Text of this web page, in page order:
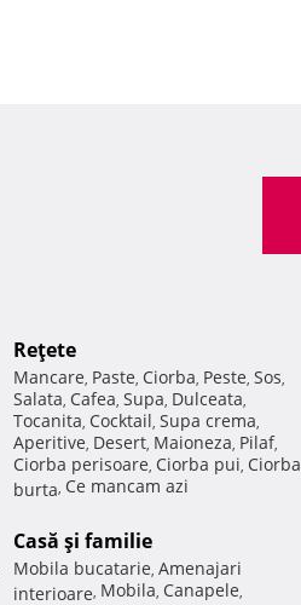
Reţete
Mancare, Paste, Ciorba, Peste, Sos,
Salata, Cafea, Supa, Dulceata,
Tocanita, Cocktail, Supa crema,
Aperitive, Desert, Maioneza, Pilaf,
Ciorba perisoare, Ciorba pui, Ciorba
burta, Ce mancam azi
Casă şi familie
Mobila bucatarie, Amenajari
interioare, Mobila, Canapele,